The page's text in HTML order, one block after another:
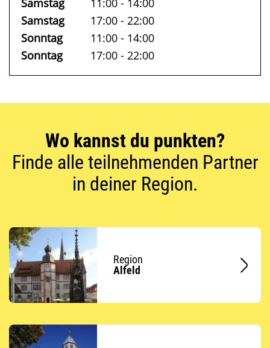
Samstag
17:00 - 22:00
Sonntag
11:00 - 14:00
Sonntag
17:00 - 22:00
Wo kannst du punkten?
Finde alle teilnehmenden Partner
in deiner Region.
Region
Alfeld